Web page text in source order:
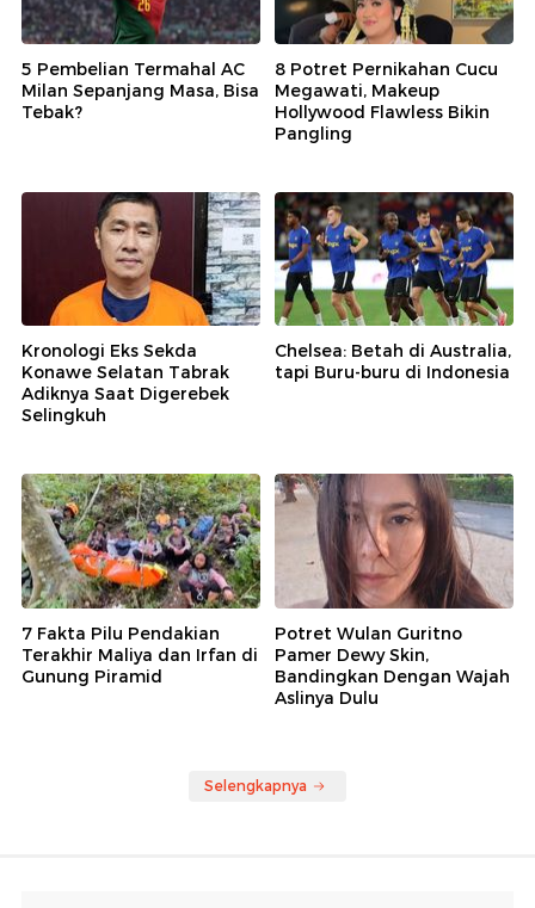
5 Pembelian Termahal AC
Milan Sepanjang Masa, Bisa
Tebak?
8 Potret Pernikahan Cucu
Megawati, Makeup
Hollywood Flawless Bikin
Pangling
Kronologi Eks Sekda
Konawe Selatan Tabrak
Adiknya Saat Digerebek
Selingkuh
Chelsea: Betah di Australia,
tapi Buru-buru di Indonesia
7 Fakta Pilu Pendakian
Terakhir Maliya dan Irfan di
Gunung Piramid
Potret Wulan Guritno
Pamer Dewy Skin,
Bandingkan Dengan Wajah
Aslinya Dulu
Selengkapnya